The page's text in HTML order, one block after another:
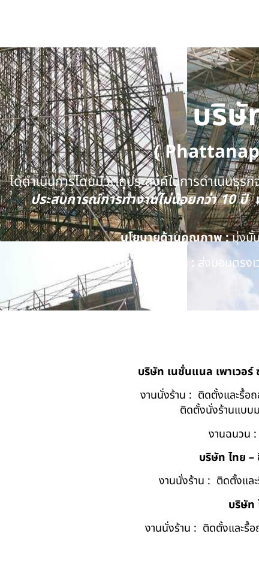
บริษั
(
ได้ดำเนินการโดยมีวัตถุประสงค์ในการดำเนิน
ประสบการณ์การทำงานไม่น้อยกว่า 10
นโยบายด้านคุณภาพ :มุ่งมั่
ปรัชญาของบริษัท : ส่งมอบตรง
บริษัท เนชั่นแนล เพาเวอ
งานนั่งร้าน : ติดตั้งและรื้อ
ติดตั้งนั่งร้านแบบ
งานฉนวน
บริษัท ไทย
งานนั่งร้าน : ติดตั้งแล
บริษัท
งานนั่งร้าน : ติดตั้งและรื้